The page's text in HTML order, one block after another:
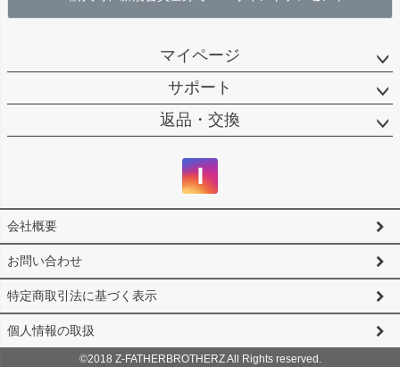
へ
マイページ
サポート
返品・交換
会社概要
お問い合わせ
特定商取引法に基づく表示
個人情報の取扱
©2018 Z-FATHERBROTHERZ All Rights reserved.